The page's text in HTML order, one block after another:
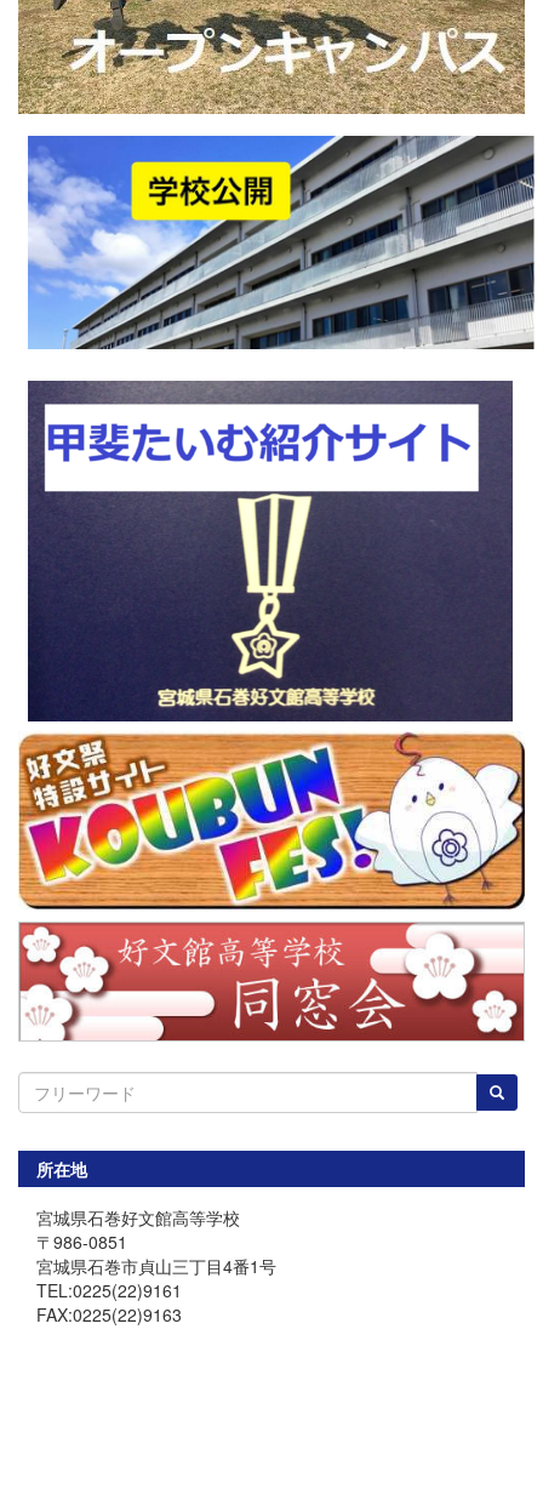
所在地
宮城県石巻好文館高等学校
〒986-0851
宮城県石巻市貞山三丁目4番1号
TEL:0225(22)9161
FAX:0225(22)9163